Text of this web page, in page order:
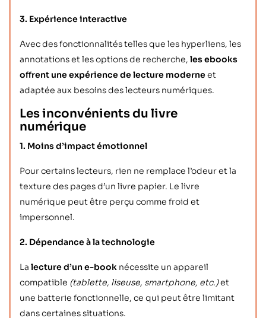
3. Expérience interactive
Avec des fonctionnalités telles que les hyperliens, les
annotations et les options de recherche, les ebooks
offrent une expérience de lecture moderneet
adaptée aux besoins des lecteurs numériques.
Les inconvénients du livre
numérique
1. Moins d’impact émotionnel
Pour certains lecteurs, rien ne remplace l’odeur et la
texture des pages d’un livre papier. Le livre
numérique peut être perçu comme froid et
impersonnel.
2. Dépendance à la technologie
La lecture d’un e-book nécessite un appareil
compatible (tablette, liseuse, smartphone, etc.)et
une batterie fonctionnelle, ce qui peut être limitant
dans certaines situations.